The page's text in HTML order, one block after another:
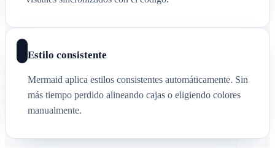
Estilo consistente
Mermaid aplica estilos consistentes automáticamente. Sin
más tiempo perdido alineando cajas o eligiendo colores
manualmente.